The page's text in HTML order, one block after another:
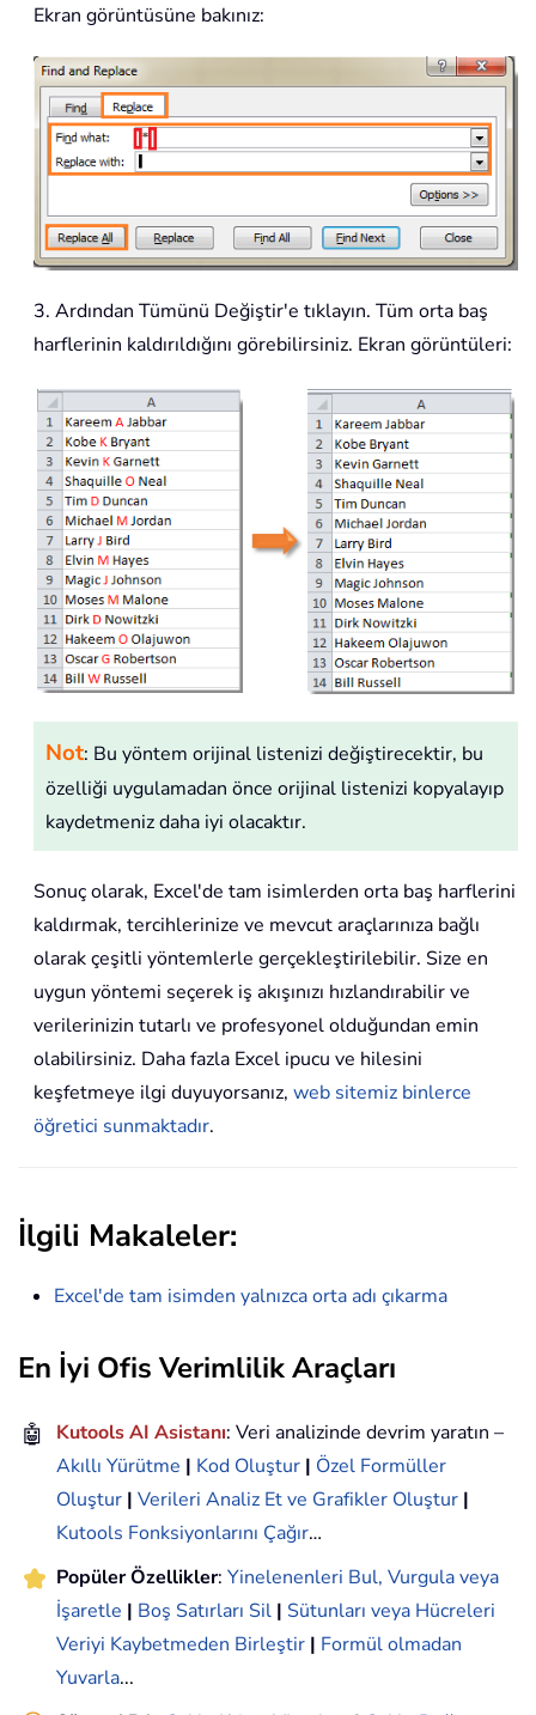
Ekran görüntüsüne bakınız:
3. Ardından Tümünü Değiştir'e tıklayın. Tüm orta baş
harflerinin kaldırıldığını görebilirsiniz. Ekran görüntüleri:
Not: Bu yöntem orijinal listenizi değiştirecektir, bu
özelliği uygulamadan önce orijinal listenizi kopyalayıp
kaydetmeniz daha iyi olacaktır.
Sonuç olarak, Excel'de tam isimlerden orta baş harflerini
kaldırmak, tercihlerinize ve mevcut araçlarınıza bağlı
olarak çeşitli yöntemlerle gerçekleştirilebilir. Size en
uygun yöntemi seçerek iş akışınızı hızlandırabilir ve
verilerinizin tutarlı ve profesyonel olduğundan emin
olabilirsiniz. Daha fazla Excel ipucu ve hilesini
keşfetmeye ilgi duyuyorsanız, web sitemiz binlerce
öğretici sunmaktadır.
İlgili Makaleler:
Excel'de tam isimden yalnızca orta adı çıkarma
En İyi Ofis Verimlilik Araçları
🤖 Kutools AI Asistanı: Veri analizinde devrim yaratın –
Akıllı Yürütme | Kod Oluştur | Özel Formüller
Oluştur | Verileri Analiz Et ve Grafikler Oluştur |
Kutools Fonksiyonlarını Çağır…
Popüler Özellikler: Yinelenenleri Bul, Vurgula veya
İşaretle | Boş Satırları Sil | Sütunları veya Hücreleri
Veriyi Kaybetmeden Birleştir | Formül olmadan
Yuvarla...